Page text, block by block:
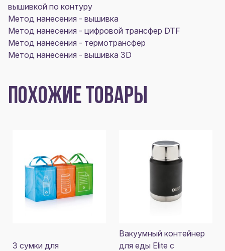
вышивкой по контуру
Метод нанесения - вышивка
Метод нанесения - цифровой трансфер DTF
Метод нанесения - термотрансфер
Метод нанесения - вышивка 3D
ПОХОЖИЕ ТОВАРЫ
3 сумки для
Вакуумный контейнер
для еды Elite с